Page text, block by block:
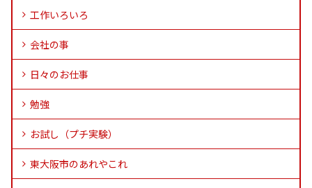
工作いろいろ
会社の事
日々のお仕事
勉強
お試し（プチ実験）
東大阪市のあれやこれ